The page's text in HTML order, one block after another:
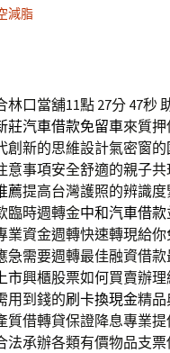
減脂
口當舖11點 27分 47秒
莊汽車借款免留車來質
創新的思維設計氣密窗的
意事項安全舒適的親子
薦提高台灣護照的辨識
臨時週轉金中和汽車借款
業資金週轉快速轉現給
急需要週轉最佳融資借
市興櫃股票如何買賣辦
用到錢的刷卡換現金精品
質借轉貸保證降息專業提
法承辦各類有價物品支